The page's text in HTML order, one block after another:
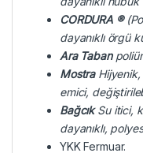
CORDURA ® (
dayanıklı örgü
Ara Taban
Mostra
emici,
BağcıkSu itici,
dayanıklı,
YKK Fermuar.